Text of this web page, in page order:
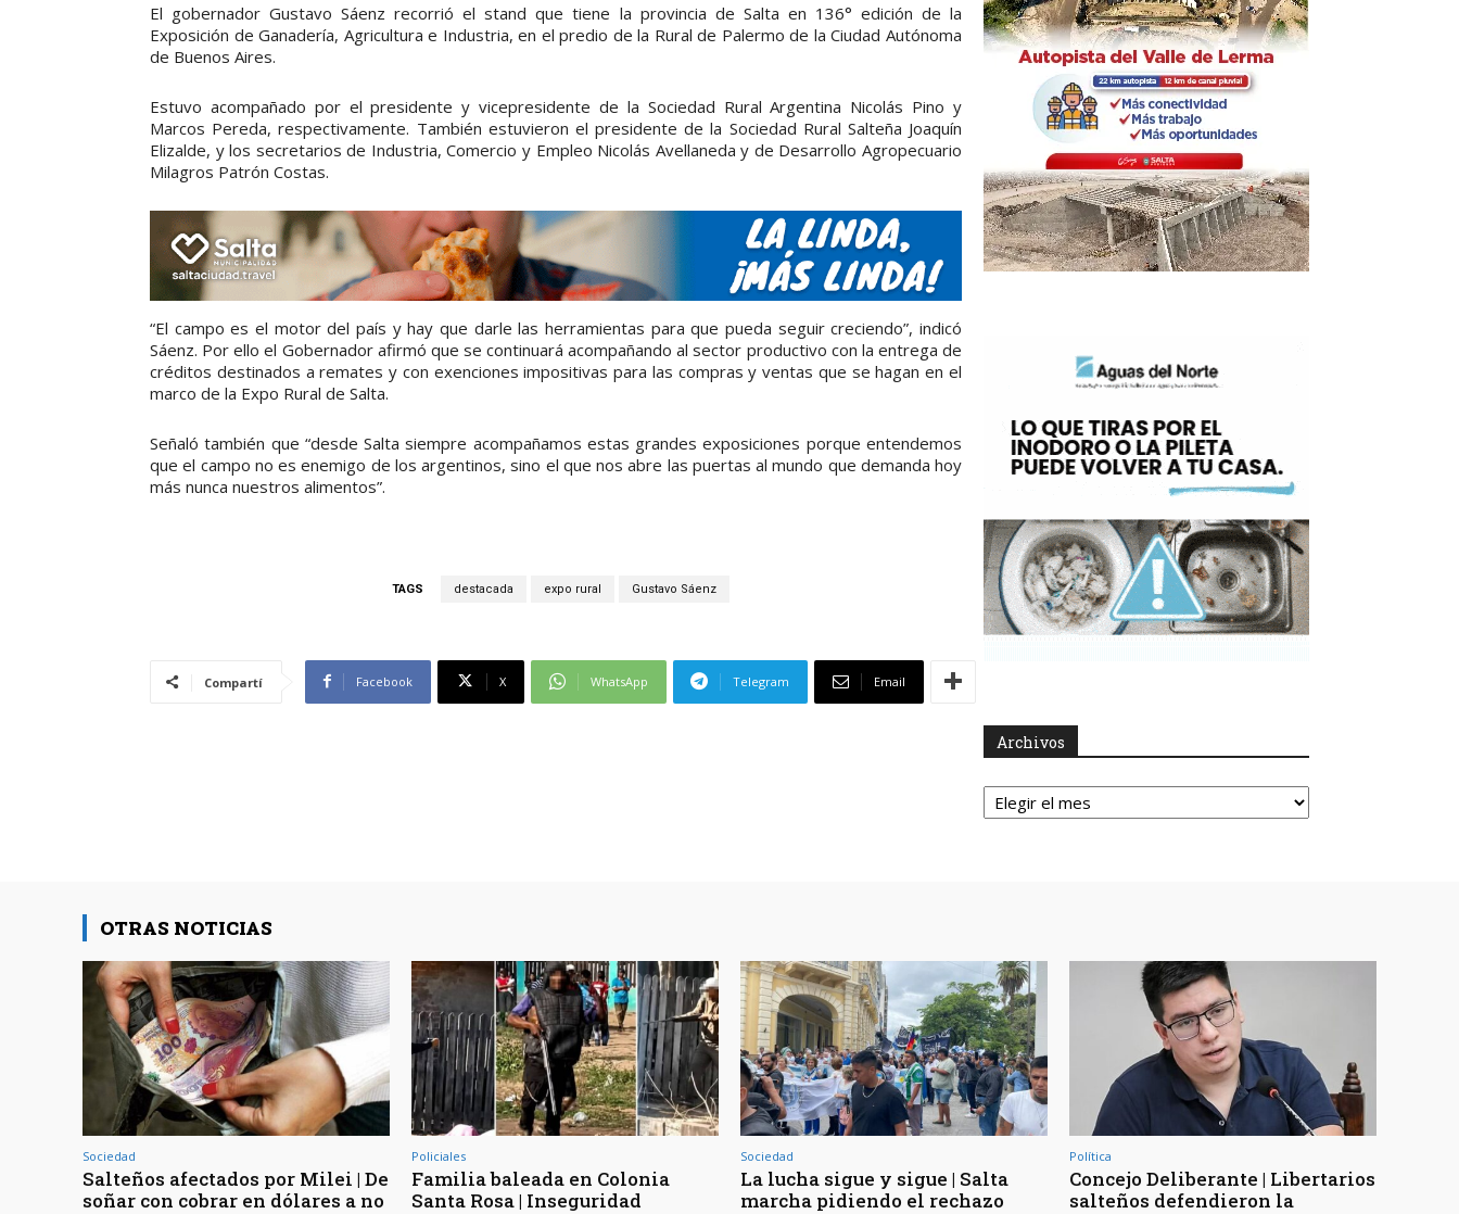
El gobernador Gustavo Sáenz recorrió el stand que tiene la provincia de Salta en 136° edición de la
Exposición de Ganadería, Agricultura e Industria, en el predio de la Rural de Palermo de la Ciudad Autónoma
de Buenos Aires.
Estuvo acompañado por el presidente y vicepresidente de la Sociedad Rural Argentina Nicolás Pino y
Marcos Pereda, respectivamente. También estuvieron el presidente de la Sociedad Rural Salteña Joaquín
Elizalde, y los secretarios de Industria, Comercio y Empleo Nicolás Avellaneda y de Desarrollo Agropecuario
Milagros Patrón Costas.
“El campo es el motor del país y hay que darle las herramientas para que pueda seguir creciendo”, indicó
Sáenz. Por ello el Gobernador afirmó que se continuará acompañando al sector productivo con la entrega de
créditos destinados a remates y con exenciones impositivas para las compras y ventas que se hagan en el
marco de la Expo Rural de Salta.
Señaló también que “desde Salta siempre acompañamos estas grandes exposiciones porque entendemos
que el campo no es enemigo de los argentinos, sino el que nos abre las puertas al mundo que demanda hoy
más nunca nuestros alimentos”.
TAGS destacada expo rural Gustavo Sáenz
Compartí Facebook X WhatsApp Telegram Email
Archivos
Archivos
OTRAS NOTICIAS
Sociedad
Salteños afectados por Milei | De
soñar con cobrar en dólares a no
Policiales
Familia baleada en Colonia
Santa Rosa | Inseguridad
Sociedad
La lucha sigue y sigue | Salta
marcha pidiendo el rechazo
Política
Concejo Deliberante | Libertarios
salteños defendieron la